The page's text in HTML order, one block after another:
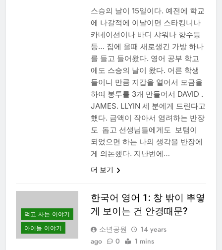
스승의 날이 15일이다. 예전에 학교
에 나갈적에 이날이면 스타킹니나
카네이션이나 바디 샤워나 향수등
등… 집에 올때 새로생긴 가방 하나
를 들고 들어왔다. 영어 공부 학교
에도 스승의 날이 왔다. 어른 학생
들이니 만큼 지갑을 열어서 모금을
하여 봉투를 3개 만들어서 DAVID .
JAMES. LLYIN 세 분에게 드린다고
했다. 금액이 작아서 염려하는 반장
도 돕고 선생님들에게도 보탬이
되었으면 하는 나의 생각을 반장에
게 의논했다. 지난번에…
더 보기
먹고 사는 이야기
아이들 이야기
한국어 영어 1: 창 밖이 뿌옇
게 보이는 건 안경때문?
소년공원
14 years
ago
0 1 mins